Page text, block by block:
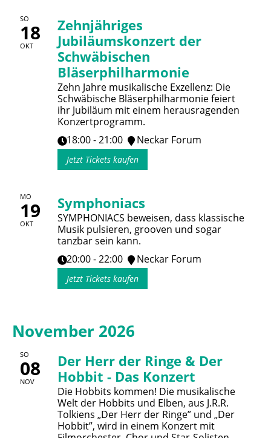
SO
18
OKT
Zehnjähriges
Jubiläumskonzert der
Schwäbischen
Bläserphilharmonie
Zehn Jahre musikalische Exzellenz: Die
Schwäbische Bläserphilharmonie feiert
ihr Jubiläum mit einem herausragenden
Konzertprogramm.
18:00 - 21:00
Neckar Forum
Jetzt Tickets kaufen
MO
19
OKT
Symphoniacs
SYMPHONIACS beweisen, dass klassische
Musik pulsieren, grooven und sogar
tanzbar sein kann.
20:00 - 22:00
Neckar Forum
Jetzt Tickets kaufen
November 2026
SO
08
NOV
Der Herr der Ringe & Der
Hobbit - Das Konzert
Die Hobbits kommen! Die musikalische
Welt der Hobbits und Elben, aus J.R.R.
Tolkiens „Der Herr der Ringe” und „Der
Hobbit”, wird in einem Konzert mit